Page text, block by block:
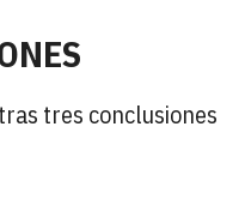
tres conclusiones